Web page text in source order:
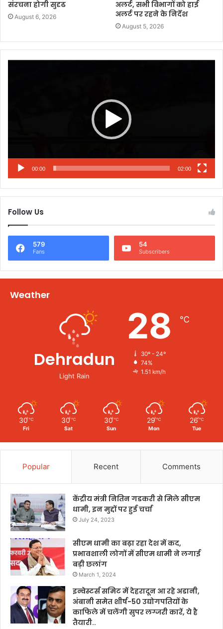
संरचना होगी सुदृढ
August 6, 2026
अलर्ट, सभी विभागों को हाई
अलर्ट पर रहने के निर्देश
August 5, 2026
00:00 02:00
Follow Us
579
Fans
54
Subscribers
Weather
Dehradun
Light Rain
28 ℃
30º - 24º
74%
1.51 km/h
30 ℃
Fri
30 ℃
Sat
30 ℃
Sun
29 ℃
Mon
26 ℃
Tue
Popular Recent Comments
केंद्रीय मंत्री नितिन गडकरी से मिले सीएम
धामी, इन मुद्दों पर हुई चर्चा
July 24, 2023
सीएम धामी का बढ़ा रहा देश में कद,
प्रभावशाली लोगों में सीएम धामी ने लगाई
बड़ी छलांग
March 1, 2024
इन्वेस्टर्स समिट में देहरादून आ रहे अडानी,
अंबानी समेत शीर्ष-50 उद्योगपतियों के
काफिले में चलेंगी सुपर लग्जरी कारें, ये है
तैयारी..